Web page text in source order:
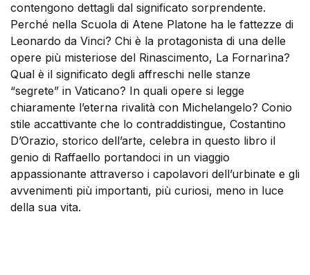
contengono dettagli dal significato sorprendente.
Perché nella Scuola di Atene Platone ha le fattezze di
Leonardo da Vinci? Chi è la protagonista di una delle
opere più misteriose del Rinascimento, La Fornarìna?
Qual è il significato degli affreschi nelle stanze
“segrete” in Vaticano? In quali opere si legge
chiaramente l’eterna rivalità con Michelangelo? Conio
stile accattivante che lo contraddistingue, Costantino
D’Orazio, storico dell’arte, celebra in questo libro il
genio di Raffaello portandoci in un viaggio
appassionante attraverso i capolavori dell’urbinate e gli
avvenimenti più importanti, più curiosi, meno in luce
della sua vita.